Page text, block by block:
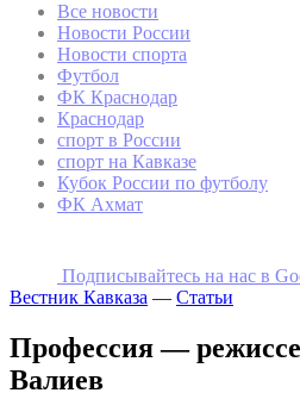
Все новости
Новости России
Новости спорта
Футбол
ФК Краснодар
Краснодар
спорт в России
спорт на Кавказе
Кубок России по футболу
ФК Ахмат
Подписывайтесь на наc в
Вестник Кавказа — Статьи
Профессия —
Валиев